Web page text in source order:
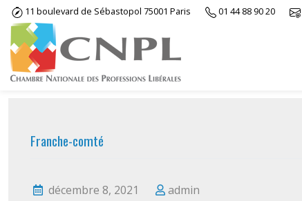
Skip
content
11 boulevard de Sébastopol 75001 Paris 01 44 88 90 20
Franche-comté
décembre 8, 2021 admin